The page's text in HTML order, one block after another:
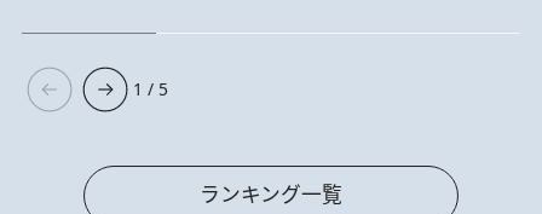
1 / 5
ランキング一覧